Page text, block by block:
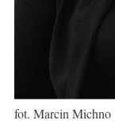
fot. Marcin Michno